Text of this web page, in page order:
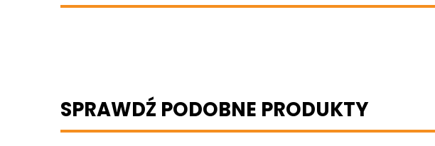
SPRAWDŹ PODOBNE PRODUKTY